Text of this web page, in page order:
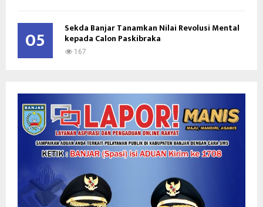
05 Sekda Banjar Tanamkan Nilai Revolusi Mental
kepada Calon Paskibraka
167